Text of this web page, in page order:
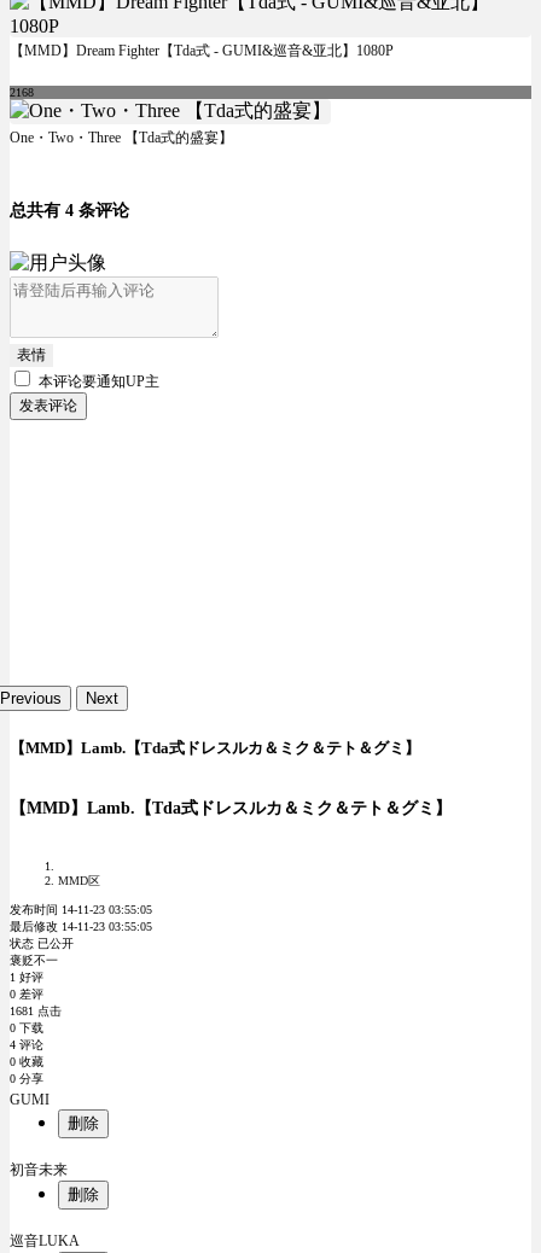
【MMD】Dream Fighter【Tda式 - GUMI&巡音&亚北】1080P
2168
One・Two・Three 【Tda式的盛宴】
总共有 4 条评论
表情
本评论要通知UP主
发表评论
Previous Next
【MMD】Lamb.【Tda式ドレスルカ＆ミク＆テト＆グミ】
【MMD】Lamb.【Tda式ドレスルカ＆ミク＆テト＆グミ】
MMD区
发布时间 14-11-23 03:55:05
最后修改 14-11-23 03:55:05
状态 已公开
褒贬不一
1 好评
0 差评
1681 点击
0 下载
4 评论
0 收藏
0 分享
GUMI
删除
初音未来
删除
巡音LUKA